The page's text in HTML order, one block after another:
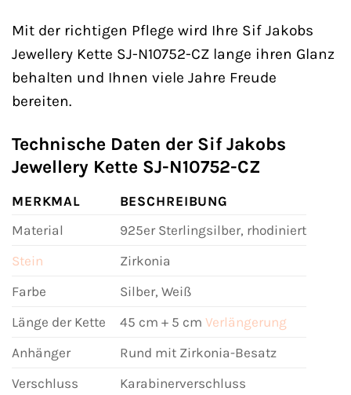
Mit der richtigen Pflege wird Ihre Sif Jakobs
Jewellery Kette SJ-N10752-CZ lange ihren Glanz
behalten und Ihnen viele Jahre Freude
bereiten.
Technische Daten der Sif Jakobs
Jewellery Kette SJ-N10752-CZ
MERKMAL
BESCHREIBUNG
Material
925er Sterlingsilber, rhodiniert
Stein
Zirkonia
Farbe
Silber, Weiß
Länge der Kette
45 cm + 5 cm Verlängerung
Anhänger
Rund mit Zirkonia-Besatz
Verschluss
Karabinerverschluss